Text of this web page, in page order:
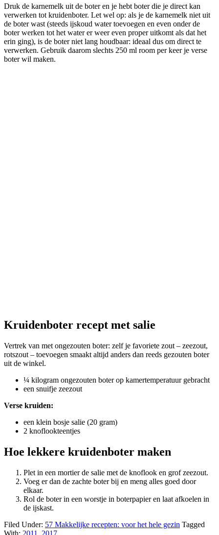
Druk de karnemelk uit de boter en je hebt boter die je direct kan
verwerken tot kruidenboter. Let wel op: als je de karnemelk niet uit
de boter wast (steeds ijskoud water toevoegen en even onder de
boter werken tot het water er weer even proper uitkomt als dat het
erin ging), is de boter niet lang houdbaar: ideaal dus om direct te
verwerken. Gebruik daarom slechts 250 ml room per keer je verse
boter wil maken.
Kruidenboter recept met salie
Vertrek van met ongezouten boter: zelf je favoriete zout – zeezout,
rotszout – toevoegen smaakt altijd anders dan reeds gezouten boter
uit de winkel.
¼ kilogram ongezouten boter op kamertemperatuur gebracht
een snuifje zeezout
Verse kruiden:
een klein bosje salie (20 gram)
2 knoflookteentjes
Hoe lekkere kruidenboter maken
Plet in een mortier de salie met de knoflook en grof zeezout.
Voeg er dan de zachte boter bij en meng alles goed door
elkaar.
Rol de boter in een worstje in boterpapier en laat afkoelen in
de ijskast.
Filed Under: 57 Makkelijke recepten: voor het hele gezin Tagged
With: 2011 2017